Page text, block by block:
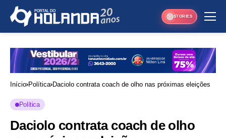
STORIES
Início Política Daciolo contrata coach de olho nas próximas eleições
Política
Daciolo contrata coach de olho